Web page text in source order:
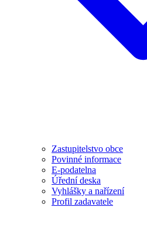
Zastupitelstvo obce
Povinné informace
E-podatelna
Úřední deska
Vyhlášky a nařízení
Profil zadavatele